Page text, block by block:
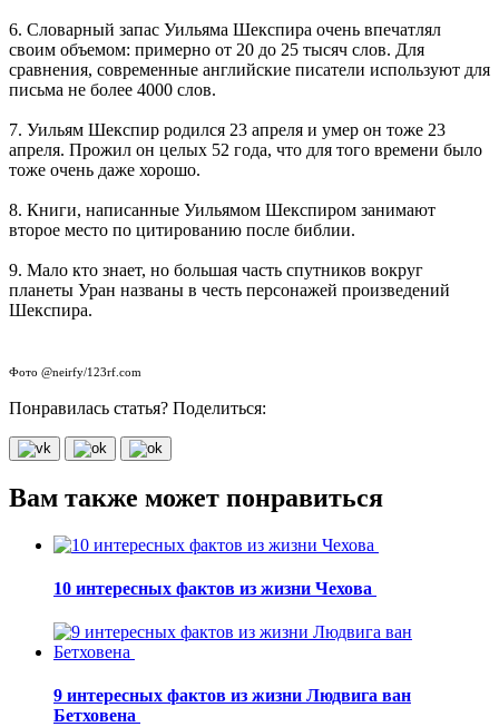
6. Словарный запас Уильяма Шекспира очень впечатлял
своим объемом: примерно от 20 до 25 тысяч слов. Для
сравнения, современные английские писатели используют для
письма не более 4000 слов.
7. Уильям Шекспир родился 23 апреля и умер он тоже 23
апреля. Прожил он целых 52 года, что для того времени было
тоже очень даже хорошо.
8. Книги, написанные Уильямом Шекспиром занимают
второе место по цитированию после библии.
9. Мало кто знает, но большая часть спутников вокруг
планеты Уран названы в честь персонажей произведений
Шекспира.
Фото @neirfy/123rf.com
Понравилась статья? Поделиться:
Вам также может понравиться
10 интересных фактов из жизни Чехова
9 интересных фактов из жизни Людвига ван
Бетховена